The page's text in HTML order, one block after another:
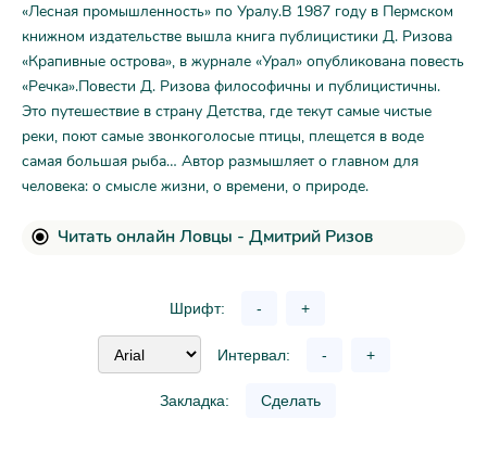
«Лесная промышленность» по Уралу.В 1987 году в Пермском
книжном издательстве вышла книга публицистики Д. Ризова
«Крапивные острова», в журнале «Урал» опубликована повесть
«Речка».Повести Д. Ризова философичны и публицистичны.
Это путешествие в страну Детства, где текут самые чистые
реки, поют самые звонкоголосые птицы, плещется в воде
самая большая рыба… Автор размышляет о главном для
человека: о смысле жизни, о времени, о природе.
Читать онлайн Ловцы - Дмитрий Ризов
Шрифт: - +
Интервал: - +
Закладка: Сделать